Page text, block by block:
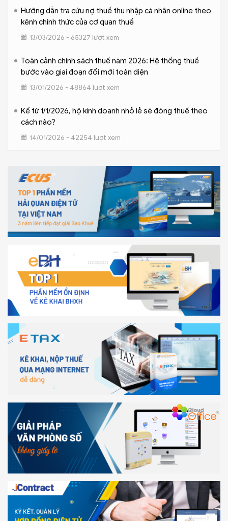
Hướng dẫn tra cứu nợ thuế thu nhập cá nhân online theo
kênh chính thức của cơ quan thuế
13/03/2026 - 65327 lượt xem
Toàn cảnh chính sách thuế năm 2026: Hệ thống thuế
bước vào giai đoạn đổi mới toàn diện
13/01/2026 - 48864 lượt xem
Kể từ 1/1/2026, hộ kinh doanh nhỏ lẻ sẽ đóng thuế theo
cách nào?
14/01/2026 - 42254 lượt xem